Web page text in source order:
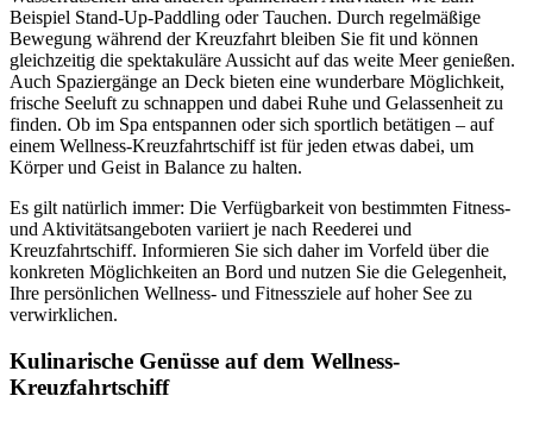
Beispiel Stand-Up-Paddling oder Tauchen. Durch regelmäßige
Bewegung während der Kreuzfahrt bleiben Sie fit und können
gleichzeitig die spektakuläre Aussicht auf das weite Meer genießen.
Auch Spaziergänge an Deck bieten eine wunderbare Möglichkeit,
frische Seeluft zu schnappen und dabei Ruhe und Gelassenheit zu
finden. Ob im Spa entspannen oder sich sportlich betätigen – auf
einem Wellness-Kreuzfahrtschiff ist für jeden etwas dabei, um
Körper und Geist in Balance zu halten.
Es gilt natürlich immer: Die Verfügbarkeit von bestimmten Fitness-
und Aktivitätsangeboten variiert je nach Reederei und
Kreuzfahrtschiff. Informieren Sie sich daher im Vorfeld über die
konkreten Möglichkeiten an Bord und nutzen Sie die Gelegenheit,
Ihre persönlichen Wellness- und Fitnessziele auf hoher See zu
verwirklichen.
Kulinarische Genüsse auf dem Wellness-
Kreuzfahrtschiff